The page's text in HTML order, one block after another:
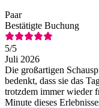
Paar
Bestätigte Buchung
5/5
Juli 2026
Die großartigen
bedenkt, dass sie das
trotzdem immer wieder
Minute dieses